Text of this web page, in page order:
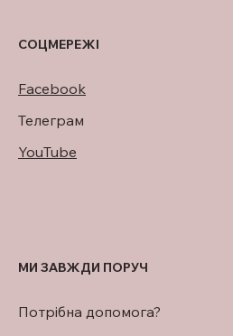
СОЦМЕРЕЖІ
Facebook
Телеграм
YouTube
Потрібна допомога?
МИ ЗАВЖДИ ПОРУЧ